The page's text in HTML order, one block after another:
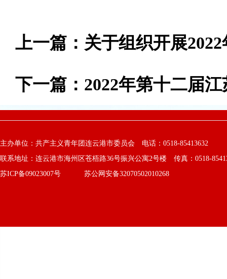
上一篇： 关于组织开展
下一篇： 2022年第十二届
主办单位：共产主义青年团连云港市委员会 电话：0518-85413632
联系地址：连云港市海州区苍梧路36号振兴公寓2号楼 传真：0518-
苏ICP备09023007号
苏公网安备32070502010268